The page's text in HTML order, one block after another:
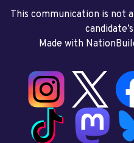
This communication is not
Made with